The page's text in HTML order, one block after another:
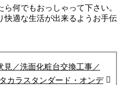
何でもおっしゃって下さい。
快適な生活が出来るようお手伝
見／洗面化粧台交換工事／
カラスタンダード・オンデ